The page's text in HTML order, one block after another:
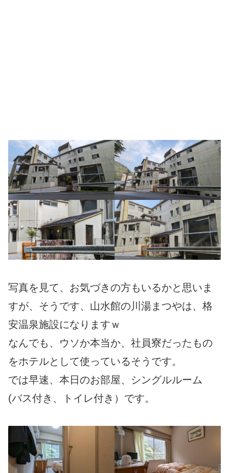
写真を見て、お気づきの方もいるかと思いま
すが、そうです、山水館の川湯まつやは、格
安温泉施設になりますｗ
なんでも、ウソか本当か、社員寮だったもの
をホテルとして使っているそうです。
では早速、本日のお部屋、シングルルーム
(バス付き、トイレ付き）です。